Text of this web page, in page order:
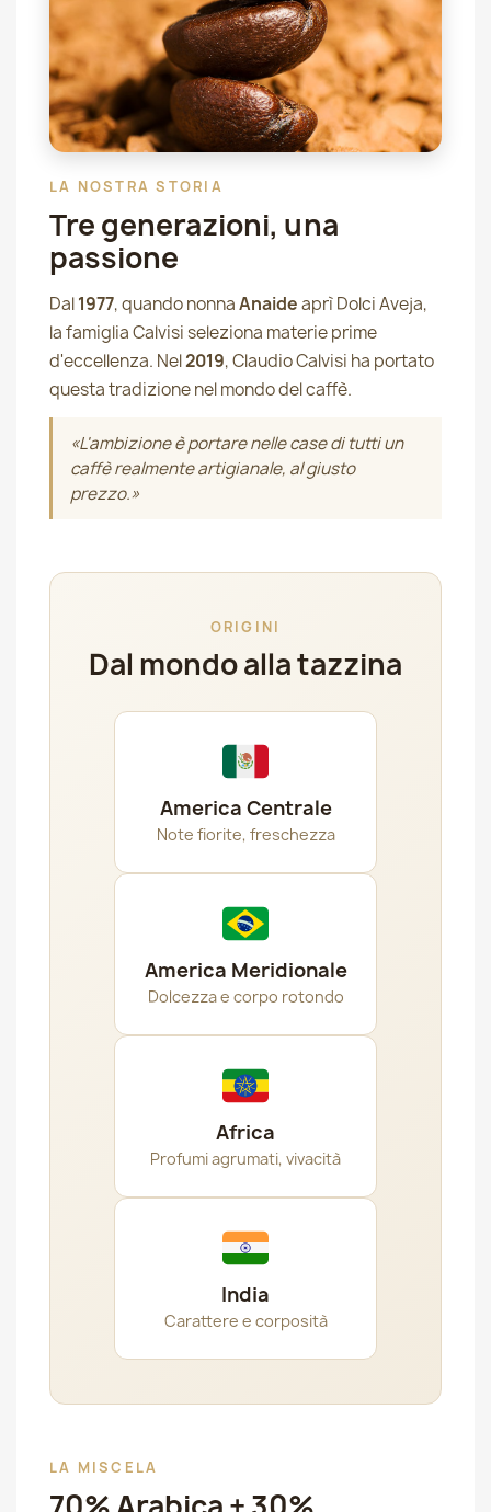
LA NOSTRA STORIA
Tre generazioni, una
passione
Dal1977, quando nonnaAnaideaprì Dolci Aveja,
la famiglia Calvisi seleziona materie prime
d'eccellenza. Nel2019, Claudio Calvisi ha portato
questa tradizione nel mondo del caffè.
«L'ambizione è portare nelle case di tutti un
caffè realmente artigianale, al giusto
prezzo.»
ORIGINI
Dal mondo alla tazzina
America Centrale
Note fiorite, freschezza
America Meridionale
Dolcezza e corpo rotondo
Africa
Profumi agrumati, vivacità
India
Carattere e corposità
LA MISCELA